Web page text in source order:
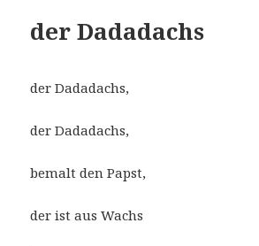
der Dadadachs
der Dadadachs,
der Dadadachs,
bemalt den Papst,
der ist aus Wachs